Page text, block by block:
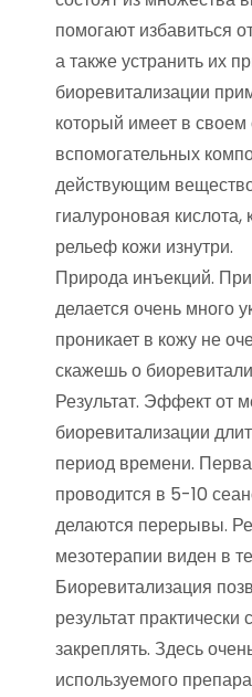
помогают избавиться
а также устранить их
биоревитализации
который имеет в
вспомогательных
действующим
гиалуроновая
рельеф кожи изнутри.
Природа инъекций.
делается очень много
проникает в кожу не
скажешь о
Результат. Эффект от
биоревитализации
период времени.
проводится в 5-10
делаются перерывы.
мезотерапии виден в
Биоревитализация
результат практически
закреплять. Здесь
используемого